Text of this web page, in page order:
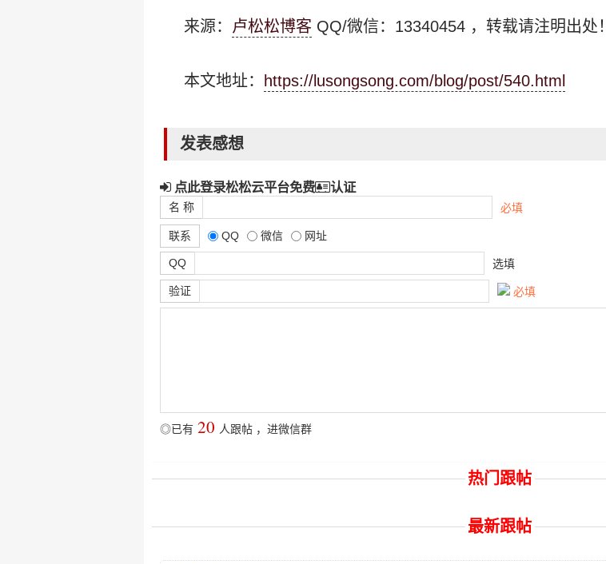
来源： 卢松松博客 QQ/微信：13340454 ，转载请注明出处！
本文地址： https://lusongsong.com/blog/post/540.html
发表感想
点此登录松松云平台免费 认证
名 称 必填
联系 QQ 微信 网址
QQ 选填
验证 必填
◎已有 20 人跟帖 ， 进微信群
热门跟帖
最新跟帖